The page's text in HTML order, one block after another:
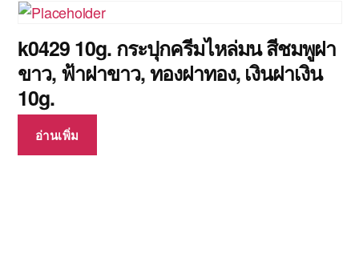
k0429 10g. กระปุกครีมไหล่มน สีชมพูฝา
ขาว, ฟ้าฝาขาว, ทองฝาทอง, เงินฝาเงิน
10g.
อ่านเพิ่ม